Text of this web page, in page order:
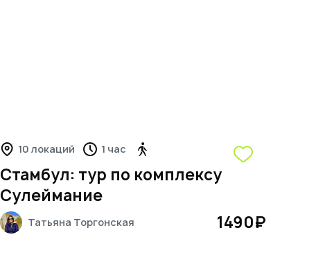
10 локаций 1 час
Стамбул: тур по комплексу
Сулеймание
Татьяна Торгонская 1490₽